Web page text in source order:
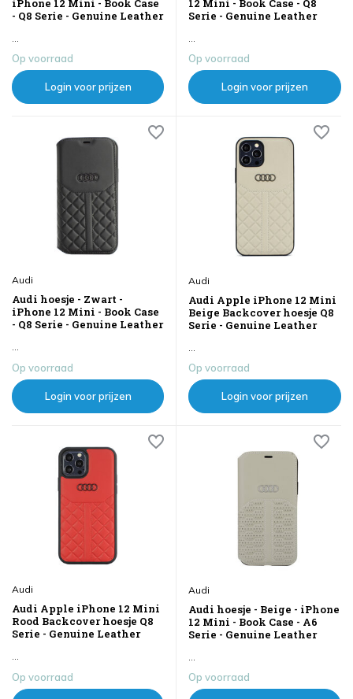
- Q8 Serie - Genuine Leather
Op voorraad
Login voor prijzen
12 Mini - Book Case - Q8
Serie - Genuine Leather
...
Op voorraad
Login voor prijzen
Audi
Audi hoesje - Zwart -
iPhone 12 Mini - Book Case
- Q8 Serie - Genuine Leather
...
Op voorraad
Login voor prijzen
Audi
Audi Apple iPhone 12 Mini
Beige Backcover hoesje Q8
Serie - Genuine Leather
...
Op voorraad
Login voor prijzen
Audi
Audi Apple iPhone 12 Mini
Rood Backcover hoesje Q8
Serie - Genuine Leather
Op voorraad
Audi
Audi hoesje - Beige - iPhone
12 Mini - Book Case - A6
Serie - Genuine Leather
Op voorraad